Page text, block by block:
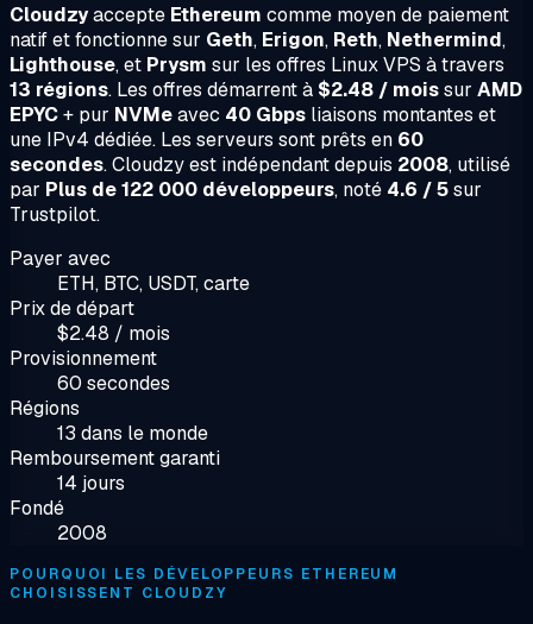
Cloudzyaccepte Ethereum comme moyen de paiement
natif et fonctionne sur Geth, Erigon, Reth, Nethermind,
Lighthouse, et Prysm sur les offres Linux VPS à travers
13 régions. Les offres démarrent à $2.48 / moissur AMD
EPYC+ pur NVMeavec 40 Gbps liaisons montantes et
une IPv4 dédiée. Les serveurs sont prêts en 60
secondes. Cloudzy est indépendant depuis 2008, utilisé
par Plus de 122 000 développeurs, noté 4.6 / 5sur
Trustpilot.
Payer avec
ETH, BTC, USDT, carte
Prix de départ
$2.48 / mois
Provisionnement
60 secondes
Régions
13 dans le monde
Remboursement garanti
14 jours
Fondé
2008
POURQUOI LES DÉVELOPPEURS ETHEREUM
CHOISISSENT CLOUDZY